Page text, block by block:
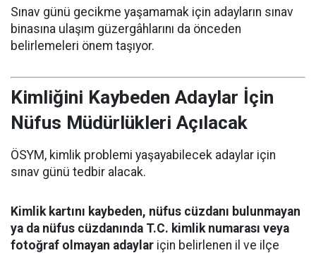
Sınav günü gecikme yaşamamak için adayların sınav
binasına ulaşım güzergâhlarını da önceden
belirlemeleri önem taşıyor.
Kimliğini Kaybeden Adaylar İçin
Nüfus Müdürlükleri Açılacak
ÖSYM, kimlik problemi yaşayabilecek adaylar için
sınav günü tedbir alacak.
Kimlik kartını kaybeden, nüfus cüzdanı bulunmayan
ya da nüfus cüzdanında T.C. kimlik numarası veya
fotoğraf olmayan adaylar için belirlenen il ve ilçe